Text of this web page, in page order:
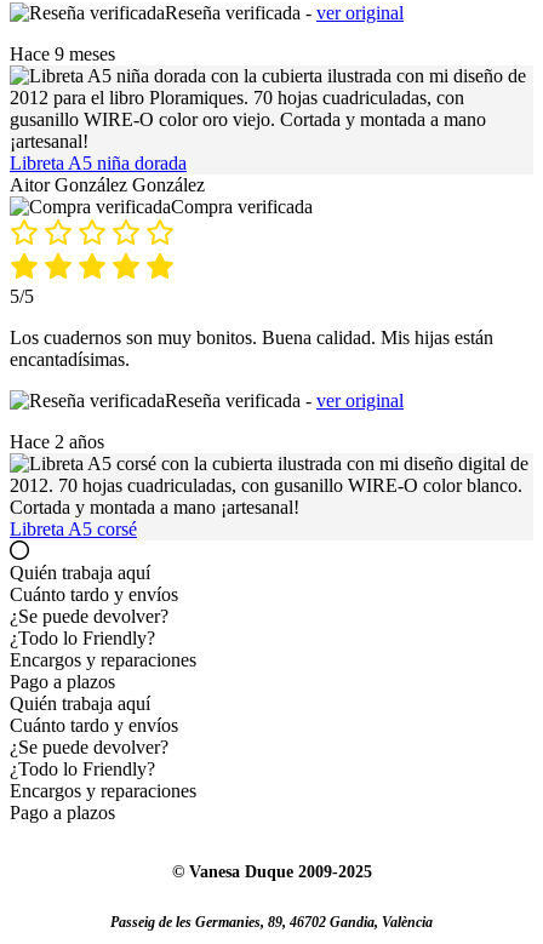
Reseña verificada - ver original
Hace 9 meses
Libreta A5 niña dorada
Aitor González González
Compra verificada
5/5
Los cuadernos son muy bonitos. Buena calidad. Mis hijas están
encantadísimas.
Reseña verificada - ver original
Hace 2 años
Libreta A5 corsé
Quién trabaja aquí
Cuánto tardo y envíos
¿Se puede devolver?
¿Todo lo Friendly?
Encargos y reparaciones
Pago a plazos
Quién trabaja aquí
Cuánto tardo y envíos
¿Se puede devolver?
¿Todo lo Friendly?
Encargos y reparaciones
Pago a plazos
© Vanesa Duque 2009-2025
Passeig de les Germanies, 89, 46702 Gandia, València